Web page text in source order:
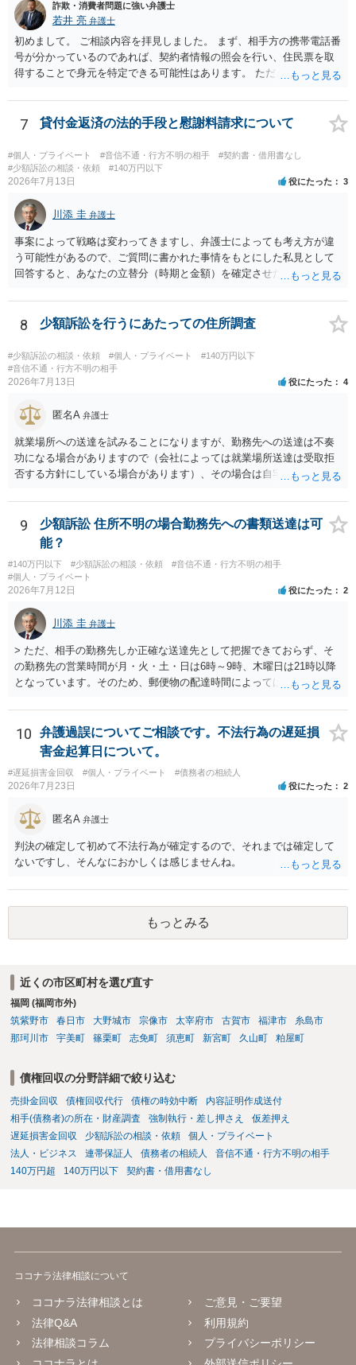
隣り合わせになることは避けたいという心理が働くことも無理からぬ
ところです。一方、チケットがエリア指定のアリーナ席であれば隣り
合わせにならずに済むかもしれませんし、そのチケットが入手困難で
あったり特別席であったりすれば、判断は変わってくるかもしれませ
ん。当該チケットがチケット転売防止法に規定する特定興行入場券に
外に選択肢がない場合もあるでしょう。 このように、本件の紛争は、
法的には「当事者の合理的意思」がどこにあるのかを追求した解決が
必要になると思われます。なかなか難しい問題なので、弁護士によっ
ても回答は異なるかもしれません。
詐欺・消費者問題に強い弁護士
若井 亮 弁護士
初めまして。 ご相談内容を拝見しました。 まず、相手方の携帯電話番
号が分かっているのであれば、契約者情報の照会を行い、住民票を取
得することで身元を特定できる可能性はあります。 ただ、他人名義の
ろです。 LINEについても、詐欺の事案であれば照会できる可能性はあ
りますが、携帯電話の番号を経由する方法より難しくなります。 身元
を特定した後は、返金の理屈があるかどうかを確認していきます。 基
本的に贈与に該当する場合には返金請求ができません。 詐欺を含め、
当方に返金の理屈があるかどうかを確認していきます。 さらに、渡し
た金額について、裏付けがあるかどうかも精査します。 上記を経て、
身元の特定、返金の理屈があると判断できるのであれば、まずは交渉
からスタートすることになるでしょう。 ご理解のとおり、詐欺である
ことの立証は簡単ではありません。 刑事事件化が出来るのであれば、
返金交渉で有利になる可能性がありますが、民事上の詐欺の立証以上
に難しいところがあります。 こちらについては、一度、最寄りの警察
署に被害相談をするようにしてください。 具体的な見通しに関して
7 貸付金返済の法的手段と慰謝料請求について
#個人・プライベート #音信不通・行方不明の相手
#契約書・借用書なし
#少額訴訟の相談・依頼
#140万円以下
2026年7月13日 役にたった 3
川添 圭 弁護士
事案によって戦略は変わってきますし、弁護士によっても考え方が違
う可能性があるので、ご質問に書かれた事情をもとにした私見として
回答すると、あなたの立替分（時期と金額）を確定させた上で、淡々
と、もし異議申立てがなされる可能性が高そうであれば時間の浪費
（通常訴訟へ移行する日数分空転する）になりますし、支払督促及び
その異議後の通常訴訟は相手方の住所地が管轄裁判所になるため（特
に相手方が遠方である場合は）対応が面倒な場合があるからです。相
手方の主張については、和解で減額を考慮すればよいと思います。 な
お、残念ながら、「連絡も返ってこず、返済の目処も立たずで精神的
せん。
8 少額訴訟を行うにあたっての住所調査
#少額訴訟の相談・依頼 #個人・プライベート
#140万円以下
#音信不通・行方不明の相手
2026年7月13日 役にたった 4
匿名A 弁護士
就業場所への送達を試みることになりますが、勤務先への送達は不奏
功になる場合がありますので（会社によっては就業場所送達は受取拒
否する方針にしている場合があります）、その場合は自宅の住所調査
9
少額訴訟 住所不明の場合勤務先への書類送達は可
能？
#140万円以下 #少額訴訟の相談・依頼
#音信不通・行方不明の相手
#個人・プライベート
2026年7月12日 役にたった 2
川添 圭 弁護士
> ただ、相手の勤務先しか正確な送達先として把握できておらず、そ
の勤務先の営業時間が月・火・土・日は6時～9時、木曜日は21時以降
となっています。そのため、郵便物の配達時間によっては受け取りが
夜間の送達を上申するのが基本になりますが、感覚的には郵便局を動
かすには早すぎるので執行官送達を申し立てる必要があるかもしれま
せん。裁判所としては（あまりに特殊すぎて）就業場所送達を認めな
い可能性もありますし、執行官送達には費用もかかりますので、まず
は裁判所へ相談した方がよいと思います。
10
弁護過誤についてご相談です。不法行為の遅延損
害金起算日について。
#遅延損害金回収 #個人・プライベート #債務者の相続人
2026年7月23日 役にたった 2
匿名A 弁護士
判決の確定して初めて不法行為が確定するので、それまでは確定して
ないですし、そんなにおかしくは感じませんね。
もっとみる
近くの市区町村を選び直す
福岡 (福岡市外)
筑紫野市
春日市 大野城市 宗像市 太宰府市 古賀市 福津市
糸島市
那珂川市
宇美町 篠栗町 志免町 須恵町 新宮町 久山町 粕屋町
債権回収の分野詳細で絞り込む
売掛金回収 債権回収代行 債権の時効中断
内容証明作成送付
相手(債務者)の所在・財産調査
強制執行・差し押さえ
仮差押え
遅延損害金回収
少額訴訟の相談・依頼
個人・プライベート
法人・ビジネス
連帯保証人 債務者の相続人
音信不通・行方不明の相手
140万円超
140万円以下 契約書・借用書なし
ココナラ法律相談について
ココナラ法律相談とは
法律Q&A
法律相談コラム
ご意見・ご要望
利用規約
プライバシーポリシー